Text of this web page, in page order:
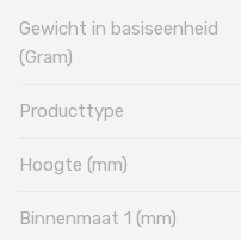
Gewicht in basiseenheid
(Gram)
Producttype
Hoogte (mm)
Binnenmaat 1 (mm)